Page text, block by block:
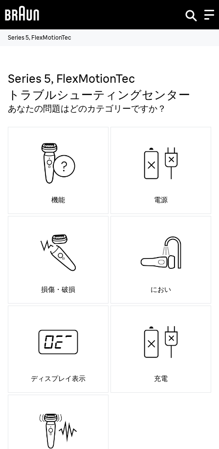
Series 5, FlexMotionTec
Series 5, FlexMotionTec
トラブルシューティングセンター
あなたの問題はどのカテゴリーですか？
機能 電源
損傷・破損 におい
ディスプレイ表示 充電